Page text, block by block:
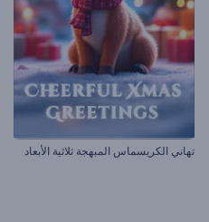
تهاني الكريسماس المبهجة ثلاثية الأبعاد